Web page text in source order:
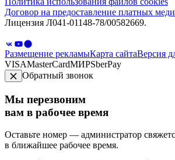
Договор на предоставление платных
Лицензия Л041-01148-78/00582669.
Размещение рекламыКарта сайтаВерсия
VISAMasterCardМИРSberPay
Обратный звонок
Мы перезвоним
вам в рабочее время
Оставьте номер — администратор
в ближайшее рабочее время.